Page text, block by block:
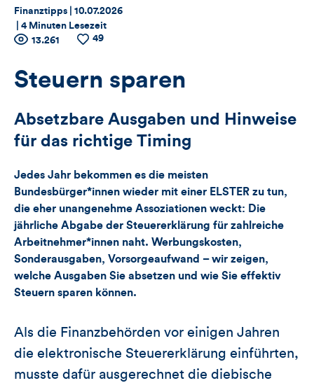
Thema:
Finanztipps | Datum:
10.07.2026
4 Minuten Lesezeit
Zähler
für
Views,
Likes
und
Kommentare
dieses
Artikels
Anzahl
Views
13.261
Anzahl
49
Steuern sparen
Absetzbare Ausgaben und Hinweise
für das richtige Timing
Jedes Jahr bekommen es die meisten
Bundesbürger*innen wieder mit einer ELSTER zu tun,
die eher unangenehme Assoziationen weckt: Die
jährliche Abgabe der Steuererklärung für zahlreiche
Arbeitnehmer*innen naht. Werbungskosten,
Sonderausgaben, Vorsorgeaufwand – wir zeigen,
welche Ausgaben Sie absetzen und wie Sie effektiv
Steuern sparen können.
Als die Finanzbehörden vor einigen Jahren
die elektronische Steuererklärung einführten,
musste dafür ausgerechnet die diebische